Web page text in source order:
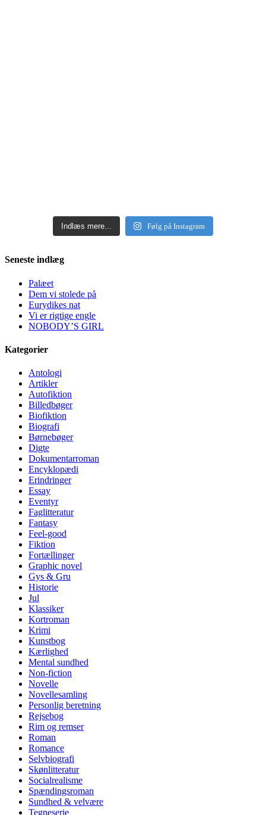
Indlæs mere... Følg på Instagram
Seneste indlæg
Palæet
Dem vi stolede på
Eurydikes nat
Vi er rigtige engle
NOBODY’S GIRL
Kategorier
Antologi
Artikler
Autofiktion
Billedbøger
Biofiktion
Biografi
Børnebøger
Digte
Dokumentarroman
Encyklopædi
Erindringer
Essay
Eventyr
Faglitteratur
Fantasy
Feel-good
Fiktion
Fortællinger
Graphic novel
Gys & Gru
Historie
Jul
Klassiker
Kortroman
Krimi
Kunstbog
Kærlighed
Mental sundhed
Non-fiction
Novelle
Novellesamling
Personlig beretning
Rejsebog
Rim og remser
Roman
Romance
Selvbiografi
Skønlitteratur
Socialrealisme
Spændingsroman
Sundhed & velvære
Tegneserie